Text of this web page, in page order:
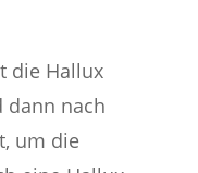
die Hallux
dann nach
um die